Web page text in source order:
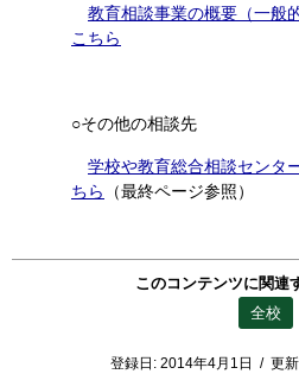
教育相談事業の概要（一般
こちら
○その他の相談先
学校や教育総合相談センタ
ちら
（最終ページ参照）
このコンテンツに関連
全校
登録日: 2014年4月1日 / 更